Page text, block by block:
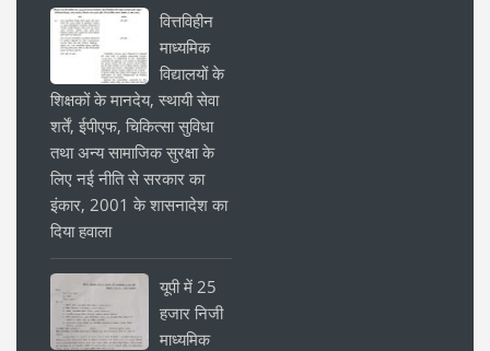
वित्तविहीन
माध्यमिक
विद्यालयों के
शिक्षकों के मानदेय, स्थायी सेवा
शर्तें, ईपीएफ, चिकित्सा सुविधा
तथा अन्य सामाजिक सुरक्षा के
लिए नई नीति से सरकार का
इंकार, 2001 के शासनादेश का
दिया हवाला
यूपी में 25
हजार निजी
माध्यमिक